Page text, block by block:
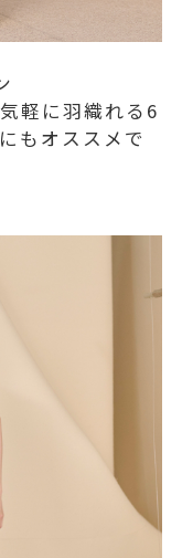
軽に羽織れる6
もオススメで